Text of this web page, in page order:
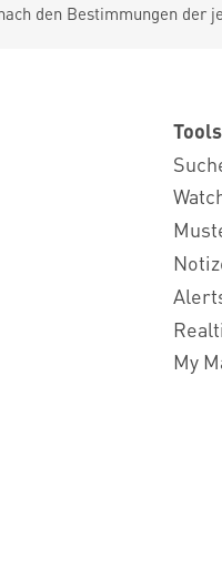
den Bestimmungen der
Tools
My